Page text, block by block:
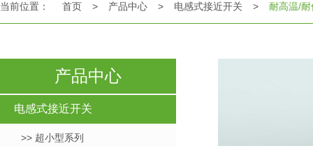
当前位置： 首页 > 产品中心 > 电感式接近开关 > 耐高温/
产品中心
电感式接近开关
>> 超小型系列